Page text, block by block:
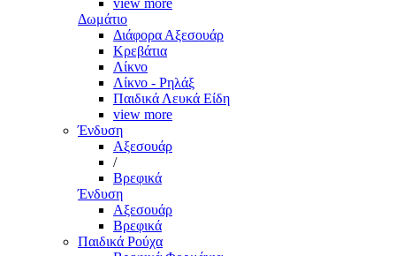
view more
Δωμάτιο
Διάφορα Αξεσουάρ
Κρεβάτια
Λίκνο
Λίκνο - Ρηλάξ
Παιδικά Λευκά Είδη
view more
Ένδυση
Αξεσουάρ
/
Βρεφικά
Ένδυση
Αξεσουάρ
Βρεφικά
Παιδικά Ρούχα